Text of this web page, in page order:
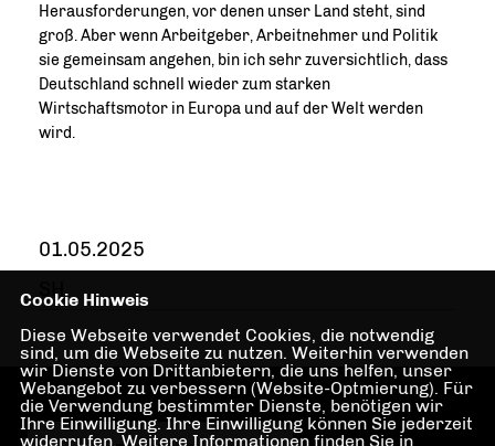
Herausforderungen, vor denen unser Land steht, sind
groß. Aber wenn Arbeitgeber, Arbeitnehmer und Politik
sie gemeinsam angehen, bin ich sehr zuversichtlich, dass
Deutschland schnell wieder zum starken
Wirtschaftsmotor in Europa und auf der Welt werden
wird.
01.05.2025
SH
Cookie Hinweis
Diese Webseite verwendet Cookies, die notwendig
sind, um die Webseite zu nutzen. Weiterhin verwenden
wir Dienste von Drittanbietern, die uns helfen, unser
Webangebot zu verbessern (Website-Optmierung). Für
die Verwendung bestimmter Dienste, benötigen wir
Ihre Einwilligung. Ihre Einwilligung können Sie jederzeit
widerrufen. Weitere Informationen finden Sie in